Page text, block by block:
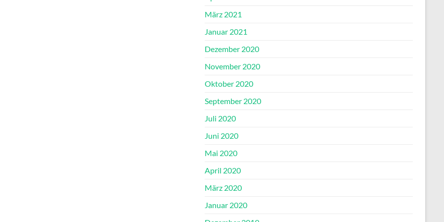
März 2021
Januar 2021
Dezember 2020
November 2020
Oktober 2020
September 2020
Juli 2020
Juni 2020
Mai 2020
April 2020
März 2020
Januar 2020